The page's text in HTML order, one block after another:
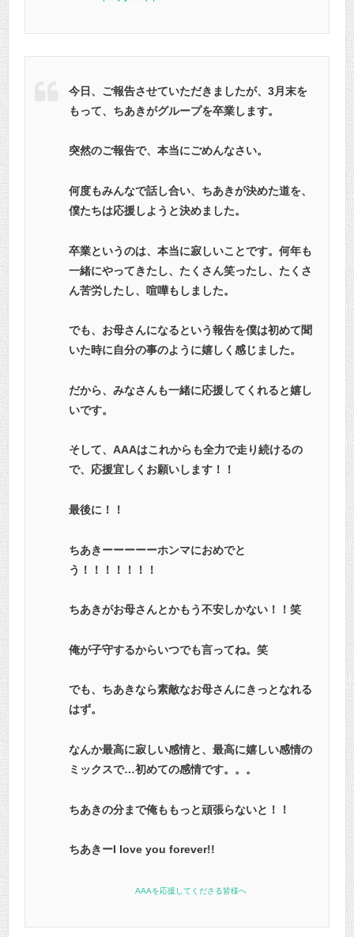
今日、ご報告させていただきましたが、3月末を
もって、ちあきがグループを卒業します。
突然のご報告で、本当にごめんなさい。
何度もみんなで話し合い、ちあきが決めた道を、
僕たちは応援しようと決めました。
卒業というのは、本当に寂しいことです。何年も
一緒にやってきたし、たくさん笑ったし、たくさ
ん苦労したし、喧嘩もしました。
でも、お母さんになるという報告を僕は初めて聞
いた時に自分の事のように嬉しく感じました。
だから、みなさんも一緒に応援してくれると嬉し
いです。
そして、AAAはこれからも全力で走り続けるの
で、応援宜しくお願いします！！
最後に！！
ちあきーーーーーホンマにおめでと
う！！！！！！！
ちあきがお母さんとかもう不安しかない！！笑
俺が子守するからいつでも言ってね。笑
でも、ちあきなら素敵なお母さんにきっとなれる
はず。
なんか最高に寂しい感情と、最高に嬉しい感情の
ミックスで…初めての感情です。。。
ちあきの分まで俺ももっと頑張らないと！！
ちあきーI love you forever!!
AAAを応援してくださる皆様へ